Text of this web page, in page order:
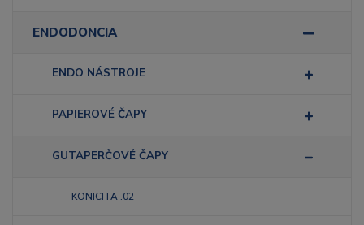
ENDODONCIA
ENDO NÁSTROJE
PAPIEROVÉ ČAPY
GUTAPERČOVÉ ČAPY
KONICITA .02